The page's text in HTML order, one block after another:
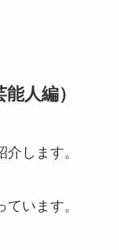
人編）
します。
います。